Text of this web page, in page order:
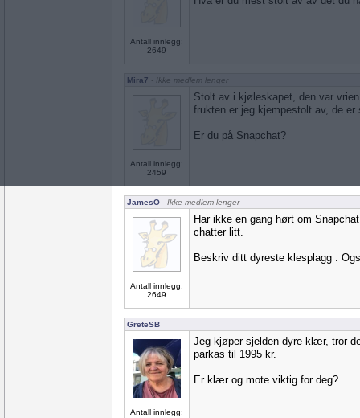
Antall innlegg:
2649
Mira7 - Ikke medlem lenger
Antall innlegg:
2459
Stolt av i kjøleskapet, den var
frukten er jeg kjempestolt av, de er
Er du på Snapchat?
JamesO - Ikke medlem lenger
Antall innlegg:
2649
Har ikke en gang hørt om
chatter litt.
Beskriv ditt dyreste klesplagg .
GreteSB
Antall innlegg:
Jeg kjøper sjelden dyre klær, tror
parkas til 1995 kr.
Er klær og mote viktig for deg?